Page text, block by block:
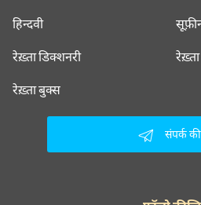
हिन्दवी
रेख़्ता डिक्शनरी रेख़्ता
रेख़्ता बुक्स
संपर्क